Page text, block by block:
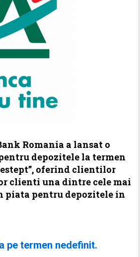
Romania a lansat o
depozitele la termen
oferind clientilor
clienti una dintre cele mai
piata pentru depozitele in
pe termen nedefinit.